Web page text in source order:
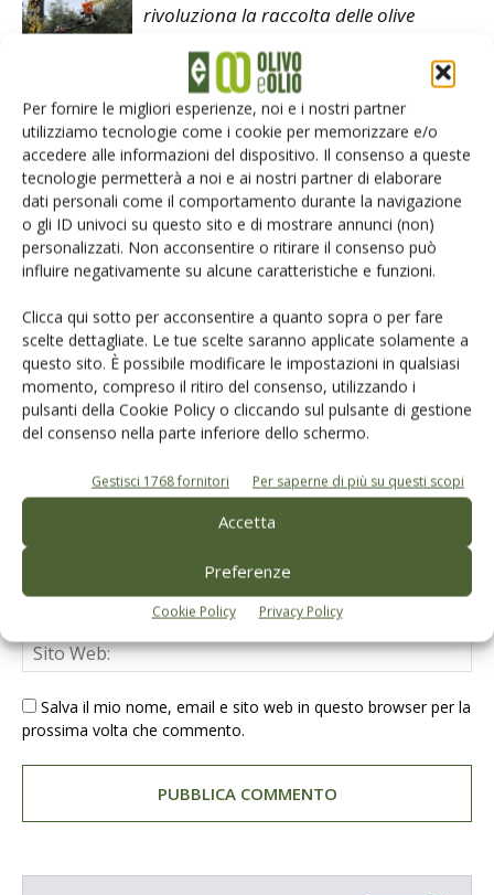
Per fornire le migliori esperienze, noi e i nostri partner
utilizziamo tecnologie come i cookie per memorizzare e/o
accedere alle informazioni del dispositivo. Il consenso a queste
tecnologie permetterà a noi e ai nostri partner di elaborare
dati personali come il comportamento durante la navigazione
o gli ID univoci su questo sito e di mostrare annunci (non)
personalizzati. Non acconsentire o ritirare il consenso può
influire negativamente su alcune caratteristiche e funzioni.
Clicca qui sotto per acconsentire a quanto sopra o per fare
scelte dettagliate. Le tue scelte saranno applicate solamente a
questo sito. È possibile modificare le impostazioni in qualsiasi
momento, compreso il ritiro del consenso, utilizzando i
pulsanti della Cookie Policy o cliccando sul pulsante di gestione
del consenso nella parte inferiore dello schermo.
Gestisci 1768 fornitori Per saperne di più su questi scopi
Accetta
Preferenze
Cookie Policy Privacy Policy
rivoluziona la raccolta delle olive
Caratterizzazione dinamica mediante
prove di vibrazione
LASCIA UN COMMENTO
Salva il mio nome, email e sito web in questo browser per la
prossima volta che commento.